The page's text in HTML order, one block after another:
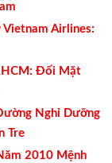
Vietnam Airlines:
Đối Mặt
Nghỉ Dưỡng
Tre
2010 Mệnh